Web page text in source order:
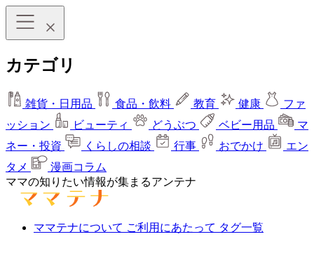
カテゴリ
雑貨・日用品 食品・飲料 教育 健康
ファ
ッション
ビューティ どうぶつ ベビー用品
マ
ネー・投資
くらしの相談 行事 おでかけ
エン
タメ
漫画コラム
ママの知りたい情報が集まるアンテナ
ママテナについて ご利用にあたって タグ一覧